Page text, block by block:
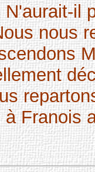
N'aurait-il
nous
Franois